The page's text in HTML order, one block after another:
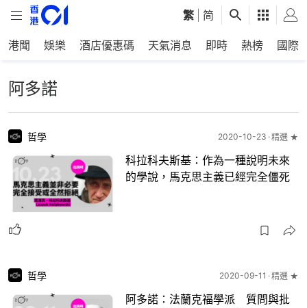
繁 简
港聞 娛樂 酒店優惠碼 天氣消息 即時 熱榜 國際
阿多諾
哲學 2020-10-23 精選 ★
科拉科夫斯基：作為一種說明未來
的學說，馬克思主義已經完全僵死
哲學 2020-09-11 精選 ★
阿多諾：法蘭克福學派 質問與批